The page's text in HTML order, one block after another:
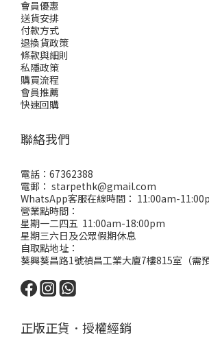
會員優惠
送貨安排
付款方式
退換貨政策
條款與細則
私隱政策
購買流程
會員推薦
快速回購
聯絡我們
電話：67362388
電郵： starpethk@gmail.com
WhatsApp客服在線時間： 11:00am-
營業點時間：
星期一二四五 11:00am-18:00pm
星期三六日及公眾假期休息
自取點地址：
葵興葵昌路1號禎昌工業大廈7樓815室（需預
正版正貨．授權經銷